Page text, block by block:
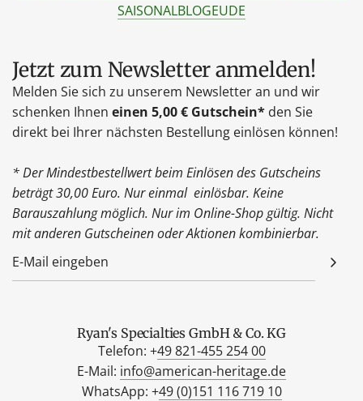
SAISONALBLOGEUDE
Jetzt zum Newsletter anmelden!
Melden Sie sich zu unserem Newsletter an und wir
schenken Ihnen einen 5,00 € Gutschein* den Sie
direkt bei Ihrer nächsten Bestellung einlösen können!
* Der Mindestbestellwert beim Einlösen des Gutscheins
beträgt 30,00 Euro. Nur einmal einlösbar. Keine
Barauszahlung möglich. Nur im Online-Shop gültig. Nicht
mit anderen Gutscheinen oder Aktionen kombinierbar.
Ryan's Specialties GmbH & Co. KG
Telefon: +49 821-455 254 00
E-Mail: info@american-heritage.de
WhatsApp: +49 (0)151 116 719 10